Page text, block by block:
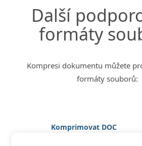
Další
formáty
Kompresi dokumentu můžete
formáty souborů:
Komprimovat DOC